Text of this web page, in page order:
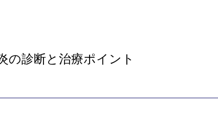
の診断と治療ポイント